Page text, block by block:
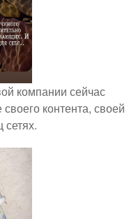
компании сейчас
контента, своей
сетях.